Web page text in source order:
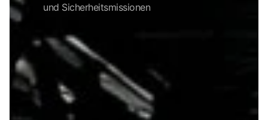
und Sicherheitsmissionen